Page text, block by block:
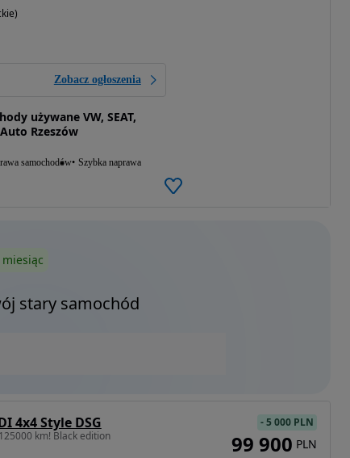
Zobacz ogłoszenia
używane VW, SEAT,
Auto Rzeszów
samochodów Szybka naprawa
stary samochód
4x4 Style DSG
km! Black edition
-5 000 PLN
99 900 PLN